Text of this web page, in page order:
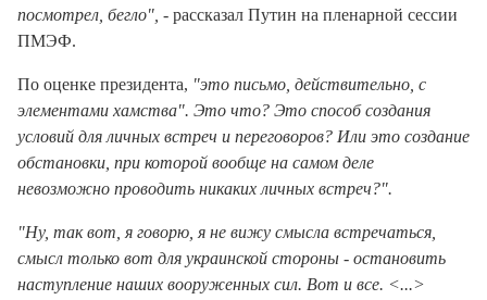
посмотрел, бегло", - рассказал Путин на пленарной сессии
ПМЭФ.
По оценке президента, "это письмо, действительно, с
элементами хамства". Это что? Это способ создания
условий для личных встреч и переговоров? Или это создание
обстановки, при которой вообще на самом деле
невозможно проводить никаких личных встреч?".
"Ну, так вот, я говорю, я не вижу смысла встречаться,
смысл только вот для украинской стороны - остановить
наступление наших вооруженных сил. Вот и все. <...>